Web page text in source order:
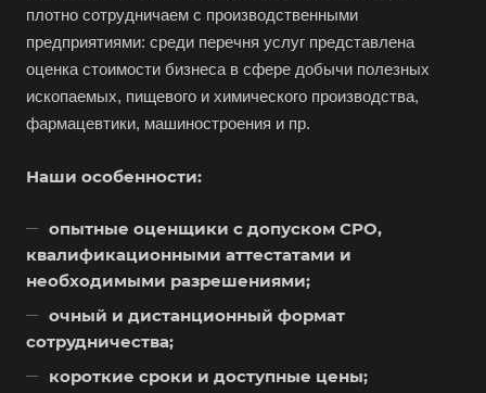
плотно сотрудничаем с производственными
предприятиями: среди перечня услуг представлена
оценка стоимости бизнеса в сфере добычи полезных
ископаемых, пищевого и химического производства,
фармацевтики, машиностроения и пр.
Наши особенности:
опытные оценщики с допуском СРО,
квалификационными аттестатами и
необходимыми разрешениями;
очный и дистанционный формат
сотрудничества;
короткие сроки и доступные цены;
Вологда
Волоколамск
Волосово
Волхов
Воркута
Воскресенск
Воткинск
Всеволожск